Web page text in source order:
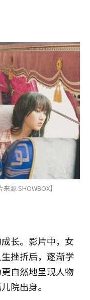
源 SHOWBOX】
长。影片中，女
挫折后，逐渐学
自然地呈现人物
院出身。